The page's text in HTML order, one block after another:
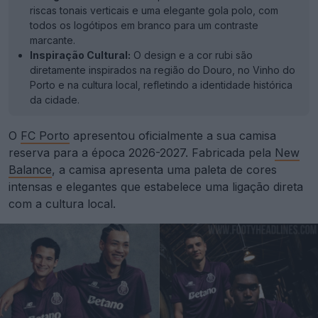
riscas tonais verticais e uma elegante gola polo, com
todos os logótipos em branco para um contraste
marcante.
Inspiração Cultural: O design e a cor rubi são
diretamente inspirados na região do Douro, no Vinho do
Porto e na cultura local, refletindo a identidade histórica
da cidade.
O FC Porto apresentou oficialmente a sua camisa
reserva para a época 2026-2027. Fabricada pela New
Balance, a camisa apresenta uma paleta de cores
intensas e elegantes que estabelece uma ligação direta
com a cultura local.